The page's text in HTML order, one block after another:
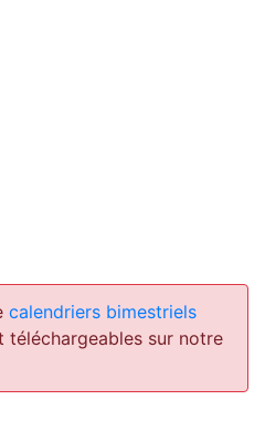
calendriers bimestriels
téléchargeables sur notre